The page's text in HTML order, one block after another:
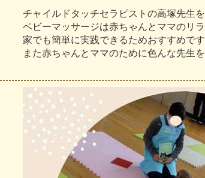
チャイ ル ド タ ッチセラ ピス ト の高塚先生を
ベ ビーマッサージは赤ち ゃ んと ママのリ ラ
家でも簡単に実践でき るためおすすめです
ま た赤ち ゃ んと ママのために色んな先生を